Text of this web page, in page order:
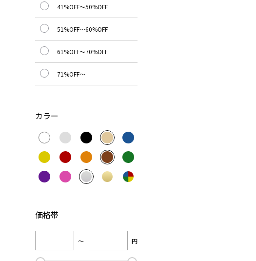
41%OFF～50%OFF
51%OFF～60%OFF
61%OFF～70%OFF
71%OFF～
カラー
価格帯
～ 円